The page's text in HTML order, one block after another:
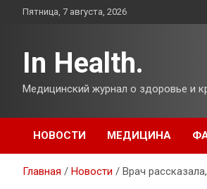
ПерейтиПятница, 7 августа, 2026
In Health.
Медицинский журнал о здоровье и
НОВОСТИ МЕДИЦИНА
Главная Новости Врач